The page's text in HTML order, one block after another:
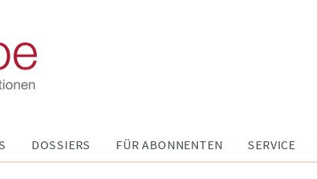
DOSSIERS FÜR ABONNENTEN SERVICE